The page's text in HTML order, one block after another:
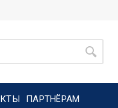
ПАРТНЁРАМ